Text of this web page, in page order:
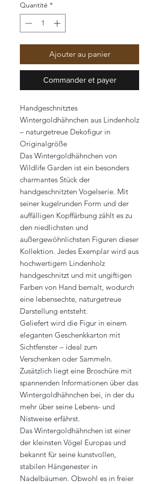
Quantité *
Ajouter au panier
Commander et payer
Handgeschnitztes
Wintergoldhähnchen aus Lindenholz
– naturgetreue Dekofigur in
Originalgröße
Das Wintergoldhähnchen von
Wildlife Garden ist ein besonders
charmantes Stück der
handgeschnitzten Vogelserie. Mit
seiner kugelrunden Form und der
auffälligen Kopffärbung zählt es zu
den niedlichsten und
außergewöhnlichsten Figuren dieser
Kollektion. Jedes Exemplar wird aus
hochwertigem Lindenholz
handgeschnitzt und mit ungiftigen
Farben von Hand bemalt, wodurch
eine lebensechte, naturgetreue
Darstellung entsteht.
Geliefert wird die Figur in einem
eleganten Geschenkkarton mit
Sichtfenster – ideal zum
Verschenken oder Sammeln.
Zusätzlich liegt eine Broschüre mit
spannenden Informationen über das
Wintergoldhähnchen bei, in der du
mehr über seine Lebens- und
Nistweise erfährst.
Das Wintergoldhähnchen ist einer
der kleinsten Vögel Europas und
bekannt für seine kunstvollen,
stabilen Hängenester in
Nadelbäumen. Obwohl es in freier